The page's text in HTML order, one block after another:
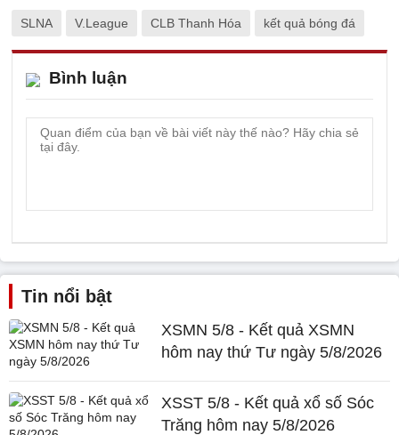
SLNA V.League CLB Thanh Hóa kết quả bóng đá
Bình luận
Tin nổi bật
XSMN 5/8 - Kết quả XSMN
hôm nay thứ Tư ngày 5/8/2026
XSST 5/8 - Kết quả xổ số Sóc
Trăng hôm nay 5/8/2026